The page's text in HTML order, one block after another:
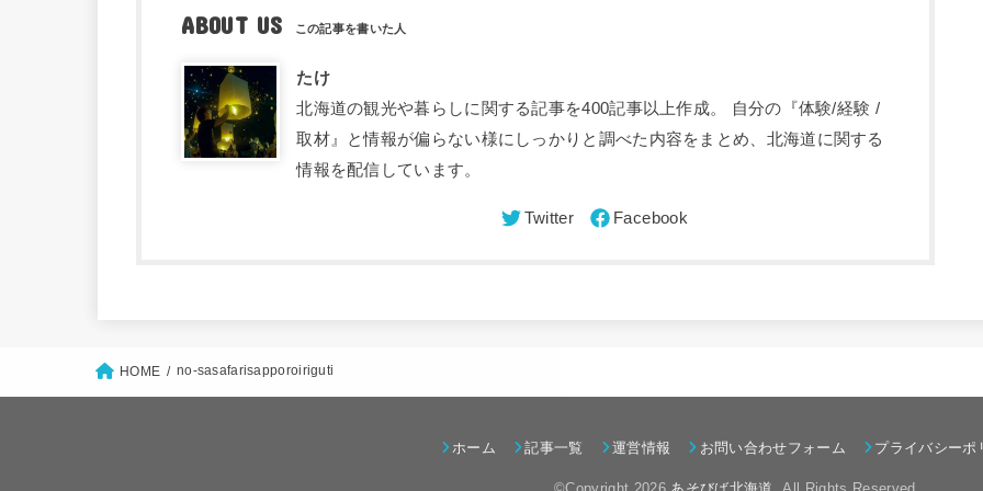
ABOUT US
たけ
北海道の観光や暮らしに関する記事を400記事以上作成。 自分の『体験/経験 /
取材』と情報が偏らない様にしっかりと調べた内容をまとめ、北海道に関する
情報を配信しています。
HOME no-sasafarisapporoiriguti
ホーム 記事一覧 運営情報 お問い合わせフォーム プライバシーポ